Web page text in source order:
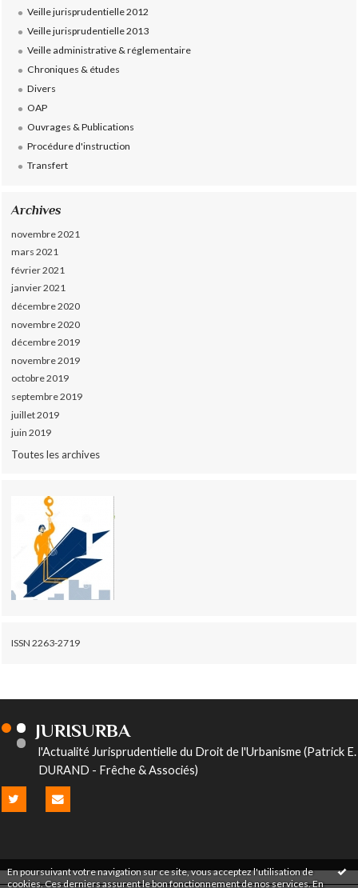
En poursuivant votre navigation sur ce site, vous acceptez l'utilisation de
cookies. Ces derniers assurent le bon fonctionnement de nos services.En
Veille jurisprudentielle 2012
Veille jurisprudentielle 2013
Veille administrative & réglementaire
Chroniques & études
Divers
OAP
Ouvrages & Publications
Procédure d'instruction
Transfert
Archives
novembre 2021
mars 2021
février 2021
janvier 2021
décembre 2020
novembre 2020
décembre 2019
novembre 2019
octobre 2019
septembre 2019
juillet 2019
juin 2019
Toutes les archives
ISSN 2263-2719
JURISURBA
l'Actualité Jurisprudentielle du Droit de l'Urbanisme (Patrick E.
DURAND - Frêche & Associés)